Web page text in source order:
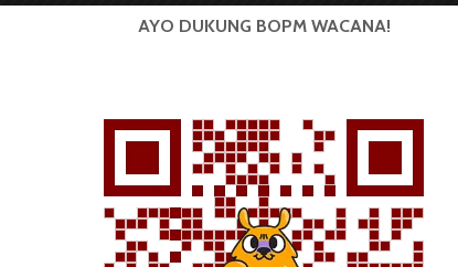
BERITA KAMPUS
AYO DUKUNG BOPM WACANA!